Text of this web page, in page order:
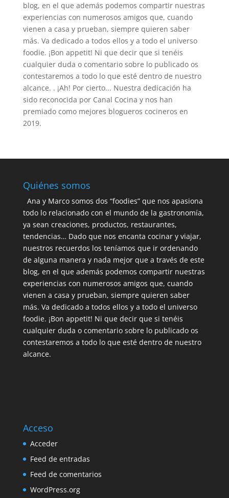
blog, en el que además podemos compartir nuestras
experiencias con numerosos amigos que, cuando
vienen a casa y prueban, siempre quieren saber
más. Va dedicado a todos ellos y a todo el universo
foodie. ¡Bon appetit! Ni que decir que si tenéis
cualquier duda o comentario sobre lo publicado os
contestaremos a todo lo que esté dentro de nuestro
alcance. . ¡Ah! Por cierto... Nuestra dedicación ha
sido reconocida por Canal Cocina y nos han
premiado como mejores blogueros cocineros en
2019.
Quiénes somos
Ana y Marco somos dos “foodies” que nos apasiona
todo lo relacionado con el mundo de la gastronomía,
ya sean creaciones, productos, restaurantes,
tendencias… Dado que nos encanta cocinar y viajar,
nuestros recuerdos los teníamos que ir ordenando
de alguna manera y nada mejor que a través de este
blog, en el que además podemos compartir nuestras
experiencias con numerosos amigos que, cuando
vienen a casa y prueban, siempre quieren saber
más. Va dedicado a todos ellos y a todo el universo
foodie. ¡Bon appetit! Ni que decir que si tenéis
cualquier duda o comentario sobre lo publicado os
contestaremos a todo lo que esté dentro de nuestro
alcance.
Acceso
Acceder
Feed de entradas
Feed de comentarios
WordPress.org